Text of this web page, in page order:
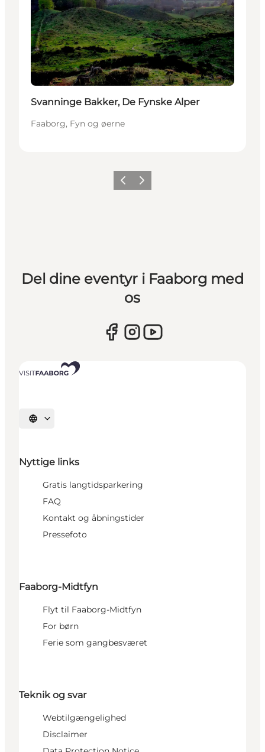
Svanninge Bakker, De Fynske Alper
Faaborg, Fyn og øerne
Forrige billede
Næste billede
Del dine eventyr i Faaborg med
os
Vælg sprog
Nyttige links
Gratis langtidsparkering
FAQ
Kontakt og åbningstider
Pressefoto
Faaborg-Midtfyn
Flyt til Faaborg-Midtfyn
For børn
Ferie som gangbesværet
Teknik og svar
Webtilgængelighed
Disclaimer